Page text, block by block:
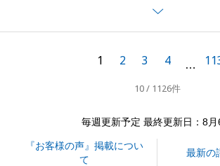
今後も何かございましたらお気軽にご
引き続き宜しくお願いいたします。
閉じる
1 2 3 4 …
10 / 1126件
毎週更新予定 最終更新日：8月
『お客様の声』掲載につい
て
最新の